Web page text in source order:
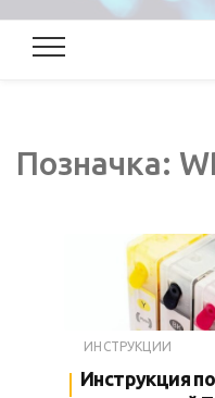
Позначка:
ИНСТРУКЦИИ
Инструкция